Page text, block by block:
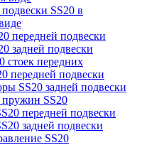
SS20 в
передней подвески
задней подвески
стоек передних
передней подвески
SS20 задней подвески
SS20
передней подвески
задней подвески
SS20